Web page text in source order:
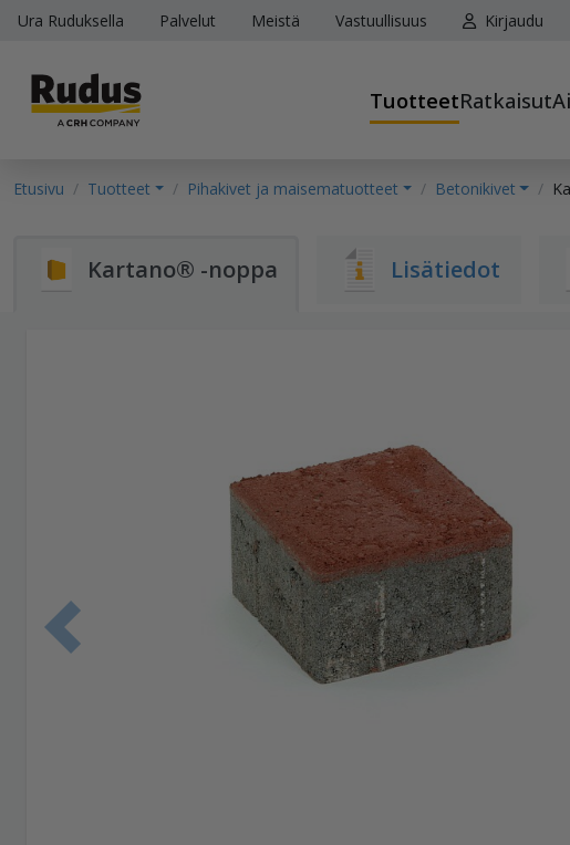
Ura Ruduksella Palvelut Meistä Vastuullisuus Kirjaudu
TuotteetRatkaisut
Etusivu Tuotteet Pihakivet ja maisematuotteet Betonikivet
Kartano® -noppa Lisätiedot
Edellinen